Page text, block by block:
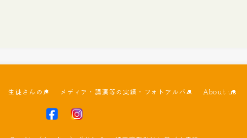
生徒さんの声 メディア・講演等の実績・フォトアルバム About us